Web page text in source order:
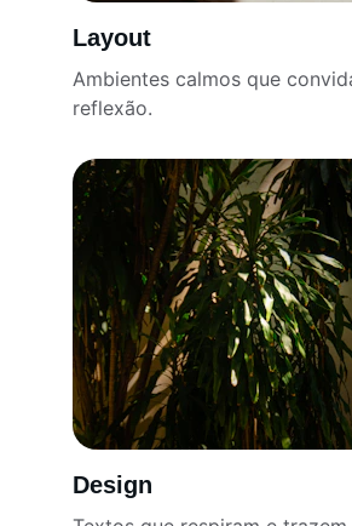
Layout
Ambientes calmos que
reflexão.
Design